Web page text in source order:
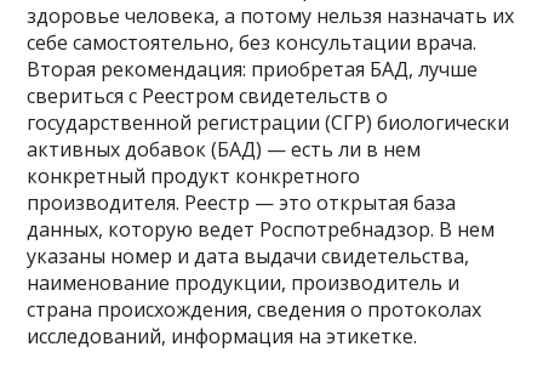
здоровье человека, а потому нельзя назначать их
себе самостоятельно, без консультации врача.
Вторая рекомендация: приобретая БАД, лучше
свериться с Реестром свидетельств о
государственной регистрации (СГР) биологически
активных добавок (БАД) — есть ли в нем
конкретный продукт конкретного
производителя. Реестр — это открытая база
данных, которую ведет Роспотребнадзор. В нем
указаны номер и дата выдачи свидетельства,
наименование продукции, производитель и
страна происхождения, сведения о протоколах
исследований, информация на этикетке.